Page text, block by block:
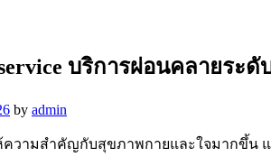
service บริการผ่อนคลายร
by admin
ามสำคัญกับสุขภาพกายและใจมากขึ้น แ